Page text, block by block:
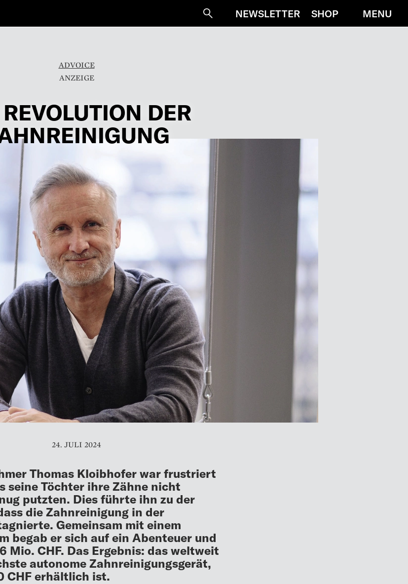
SucheNEWSLETTER SHOP MENU
ADVOICE
DER
24. JULI 2024
Thomas Kloibhofer war frustriert
seine Töchter ihre Zähne nicht
putzten. Dies führte ihn zu der
die Zahnreinigung in der
Gemeinsam mit einem
begab er sich auf ein Abenteuer und
Mio. CHF. Das Ergebnis: das weltweit
autonome Zahn­reinigungsgerät,
CHF erhältlich ist.